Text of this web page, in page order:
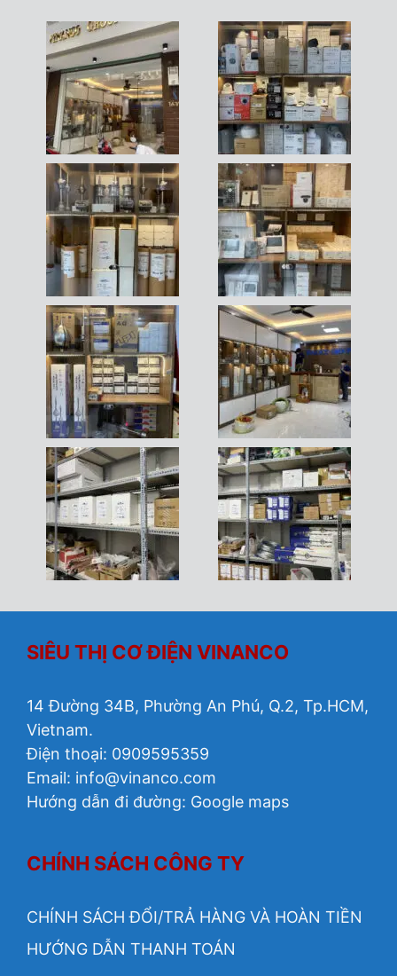
SIÊU THỊ CƠ ĐIỆN VINANCO
14 Đường 34B, Phường An Phú, Q.2, Tp.HCM,
Vietnam.
Điện thoại: 0909595359
Email: info@vinanco.com
Hướng dẫn đi đường: Google maps
CHÍNH SÁCH CÔNG TY
CHÍNH SÁCH ĐỔI/TRẢ HÀNG VÀ HOÀN TIỀN
HƯỚNG DẪN THANH TOÁN